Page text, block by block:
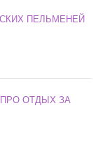
ПЕЛЬМЕНЕЙ
ОТДЫХ ЗА